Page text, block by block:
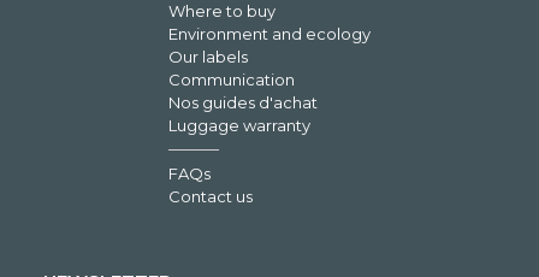
Where to buy
Environment and ecology
Our labels
Communication
Nos guides d'achat
Luggage warranty
FAQs
Contact us